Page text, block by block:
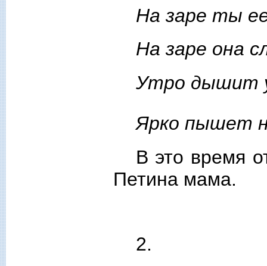
На заре ты
На заре она
Утро дышит
Ярко пышет
В это время
Петина мама.
2.